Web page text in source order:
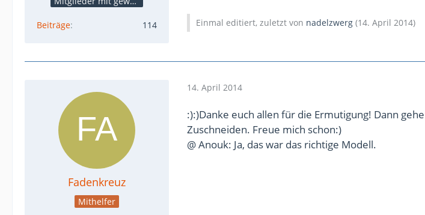
Beiträge 114 Einmal editiert, zuletzt von nadelzwerg (14. April 2014)
Fadenkreuz
Mithelfer
14. April 2014
:):)Danke euch allen für die Ermutigung! Dann
Zuschneiden. Freue mich schon:)
@ Anouk: Ja, das war das richtige Modell.